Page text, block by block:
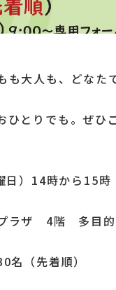
大人も、どなた
とりでも。ぜひ
日）14時から15時
ラザ 4階 多目的
（先着順）